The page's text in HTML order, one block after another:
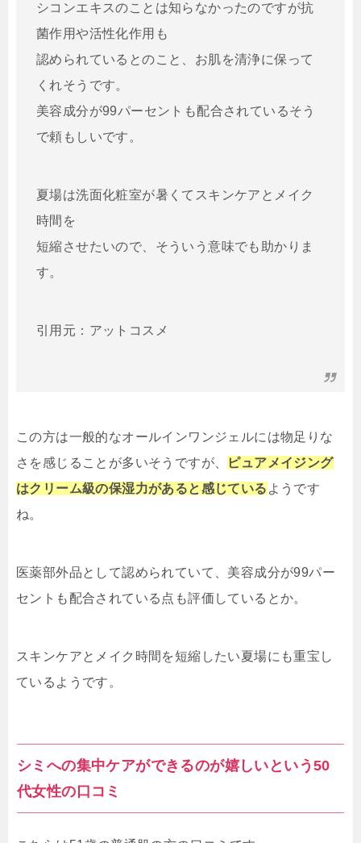
シコンエキスのことは知らなかったのですが抗
菌作用や活性化作用も
認められているとのこと、お肌を清浄に保って
くれそうです。
美容成分が99パーセントも配合されているそう
で頼もしいです。
夏場は洗面化粧室が暑くてスキンケアとメイク
時間を
短縮させたいので、そういう意味でも助かりま
す。
引用元：アットコスメ
この方は一般的なオールインワンジェルには物足りな
さを感じることが多いそうですが、
ピュアメイジング
はクリーム級の保湿力があると感じている ようです
ね。
医薬部外品として認められていて、美容成分が99パー
セントも配合されている点も評価しているとか。
スキンケアとメイク時間を短縮したい夏場にも重宝し
ているようです。
シミへの集中ケアができるのが嬉しいという50
代女性の口コミ